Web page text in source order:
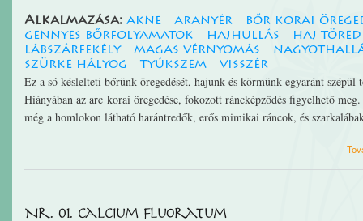
Alkalmazása: akne aranyér
bőr korai
gennyes bőrfolyamatok
hajhullás
haj
lábszárfekély
magas vérnyomás
szürke hályog
tyúkszem visszér
Ez a só késlelteti bőrünk öregedését, hajunk és körmünk egyaránt
Hiányában az arc korai öregedése, fokozott ráncképződés figyelhető
még a homlokon látható harántredők, erős mimikai ráncok, és
Nr. 01. Calcium fluoratum